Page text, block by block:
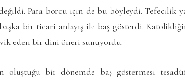
Para borcu için de bu böyleydi. Tefecilik
bir ticari anlayış ile baş gösterdi.
eden bir dini öneri sunuyordu.
oluştuğu bir dönemde baş göstermesi